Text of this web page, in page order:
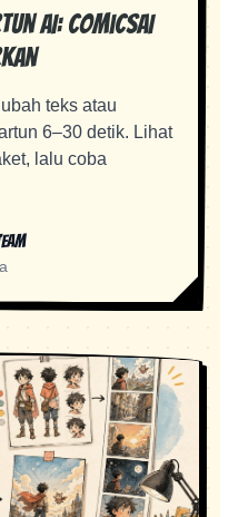
AI: ComicsAI
teks atau
6–30 detik. Lihat
lalu coba